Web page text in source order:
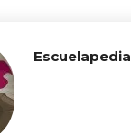
Escuelapedia